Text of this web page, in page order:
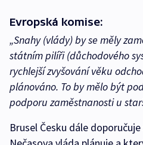
Evropská komise:
„Snahy (vlády) by se měly
státním pilíři (důchodového
rychlejší zvyšování věku
plánováno. To by mělo být
podporu zaměstnanosti u
Brusel Česku dále